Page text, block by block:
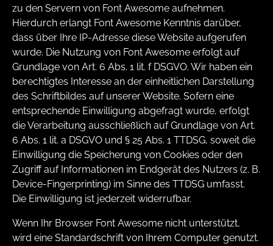
zu den Servern von Font Awesome aufnehmen.
Hierdurch erlangt Font Awesome Kenntnis darüber,
dass über Ihre IP-Adresse diese Website aufgerufen
wurde. Die Nutzung von Font Awesome erfolgt auf
Grundlage von Art. 6 Abs. 1 lit. f DSGVO. Wir haben ein
berechtigtes Interesse an der einheitlichen Darstellung
des Schriftbildes auf unserer Website. Sofern eine
entsprechende Einwilligung abgefragt wurde, erfolgt
die Verarbeitung ausschließlich auf Grundlage von Art.
6 Abs. 1 lit. a DSGVO und § 25 Abs. 1 TTDSG, soweit die
Einwilligung die Speicherung von Cookies oder den
Zugriff auf Informationen im Endgerät des Nutzers (z. B.
Device-Fingerprinting) im Sinne des TTDSG umfasst.
Die Einwilligung ist jederzeit widerrufbar.
Wenn Ihr Browser Font Awesome nicht unterstützt,
wird eine Standardschrift von Ihrem Computer genutzt.